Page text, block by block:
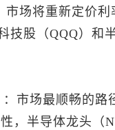
市场将重新定价
技股（QQQ）和
市场最顺畅的
，半导体龙头